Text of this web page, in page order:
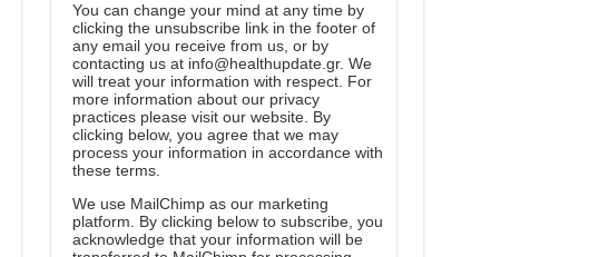
You can change your mind at any time by
clicking the unsubscribe link in the footer of
any email you receive from us, or by
contacting us at info@healthupdate.gr. We
will treat your information with respect. For
more information about our privacy
practices please visit our website. By
clicking below, you agree that we may
process your information in accordance with
these terms.
We use MailChimp as our marketing
platform. By clicking below to subscribe, you
acknowledge that your information will be